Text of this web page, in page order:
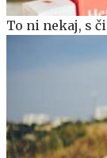
To ni nekaj, s